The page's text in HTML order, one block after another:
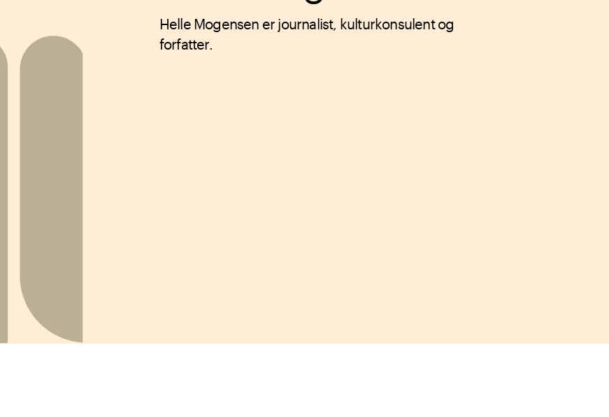
Helle Mogensen er journalist, kulturkonsulent og
forfatter.